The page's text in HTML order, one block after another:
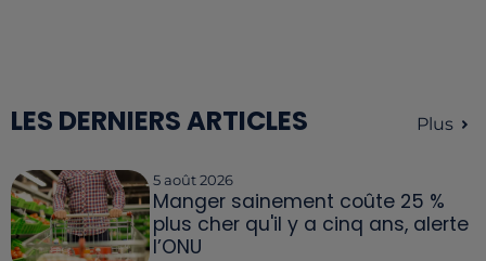
LES DERNIERS ARTICLES Plus
5 août 2026
Manger sainement coûte 25 %
plus cher qu'il y a cinq ans, alerte
l’ONU